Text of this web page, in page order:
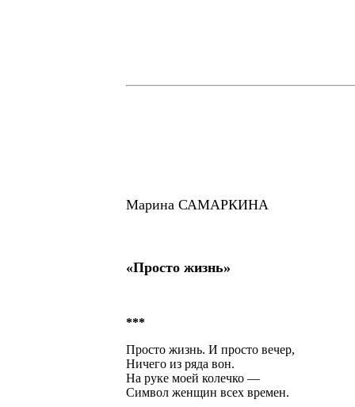
Марина САМАРКИНА
«Просто жизнь»
***
Просто жизнь. И просто вечер,
Ничего из ряда вон.
На руке моей колечко —
Символ женщин всех времен.